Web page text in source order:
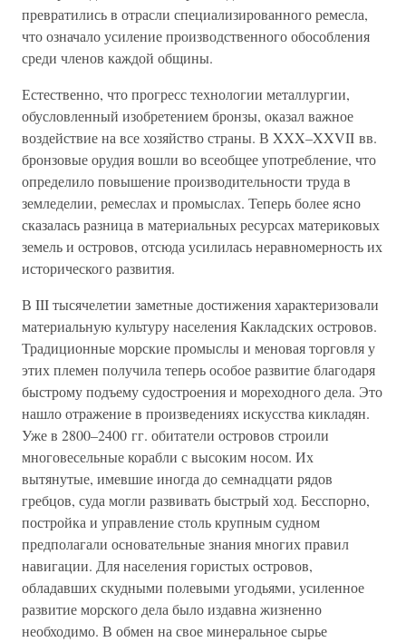
превратились в отрасли специализированного ремесла,
что означало усиление производственного обособления
среди членов каждой общины.
Естественно, что прогресс технологии металлургии,
обусловленный изобретением бронзы, оказал важное
воздействие на все хозяйство страны. В XXX–XXVII вв.
бронзовые орудия вошли во всеобщее употребление, что
определило повышение производительности труда в
земледелии, ремеслах и промыслах. Теперь более ясно
сказалась разница в материальных ресурсах материковых
земель и островов, отсюда усилилась неравномерность их
исторического развития.
В III тысячелетии заметные достижения характеризовали
материальную культуру населения Какладских островов.
Традиционные морские промыслы и меновая торговля у
этих племен получила теперь особое развитие благодаря
быстрому подъему судостроения и мореходного дела. Это
нашло отражение в произведениях искусства кикладян.
Уже в 2800–2400 гг. обитатели островов строили
многовесельные корабли с высоким носом. Их
вытянутые, имевшие иногда до семнадцати рядов
гребцов, суда могли развивать быстрый ход. Бесспорно,
постройка и управление столь крупным судном
предполагали основательные знания многих правил
навигации. Для населения гористых островов,
обладавших скудными полевыми угодьями, усиленное
развитие морского дела было издавна жизненно
необходимо. В обмен на свое минеральное сырье